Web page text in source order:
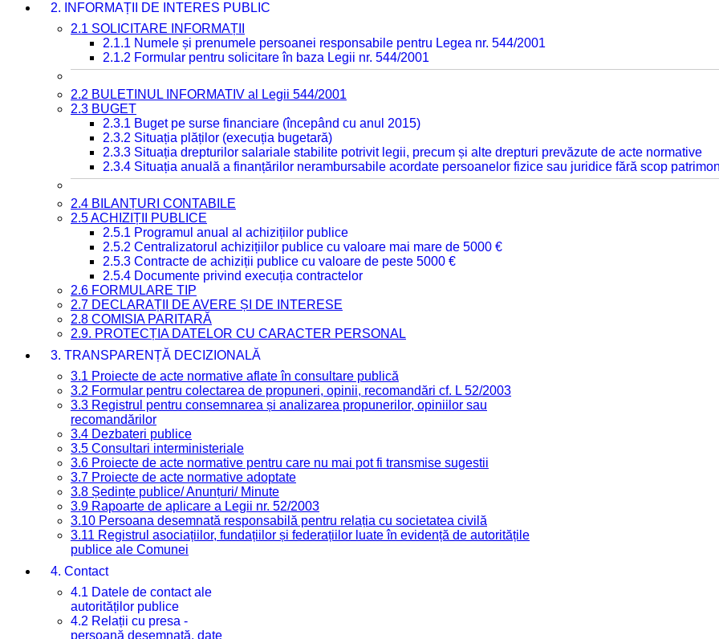
2. INFORMAȚII DE INTERES PUBLIC
2.1 SOLICITARE INFORMAȚII
2.1.1 Numele și prenumele persoanei responsabile pentru Legea nr. 544/2001
2.1.2 Formular pentru solicitare în baza Legii nr. 544/2001
2.2 BULETINUL INFORMATIV al Legii 544/2001
2.3 BUGET
2.3.1 Buget pe surse financiare (începând cu anul 2015)
2.3.2 Situația plăților (execuția bugetară)
2.3.3 Situația drepturilor salariale stabilite potrivit legii, precum și alte drepturi prevăzute de acte normative
2.3.4 Situația anuală a finanțărilor nerambursabile acordate persoanelor fizice sau juridice fără scop
2.4 BILANȚURI CONTABILE
2.5 ACHIZIȚII PUBLICE
2.5.1 Programul anual al achizițiilor publice
2.5.2 Centralizatorul achizițiilor publice cu valoare mai mare de 5000 €
2.5.3 Contracte de achiziții publice cu valoare de peste 5000 €
2.5.4 Documente privind execuția contractelor
2.6 FORMULARE TIP
2.7 DECLARAȚII DE AVERE ȘI DE INTERESE
2.8 COMISIA PARITARĂ
2.9. PROTECȚIA DATELOR CU CARACTER PERSONAL
3. TRANSPARENȚĂ DECIZIONALĂ
3.1 Proiecte de acte normative aflate în consultare publică
3.2 Formular pentru colectarea de propuneri, opinii, recomandări cf. L 52/2003
3.3 Registrul pentru consemnarea și analizarea propunerilor, opiniilor sau
recomandărilor
3.4 Dezbateri publice
3.5 Consultari interministeriale
3.6 Proiecte de acte normative pentru care nu mai pot fi transmise sugestii
3.7 Proiecte de acte normative adoptate
3.8 Ședințe publice/ Anunțuri/ Minute
3.9 Rapoarte de aplicare a Legii nr. 52/2003
3.10 Persoana desemnată responsabilă pentru relația cu societatea civilă
3.11 Registrul asociațiilor, fundațiilor și federațiilor luate în evidență de autoritățile
publice ale Comunei
4. Contact
4.1 Datele de contact ale
autorităților publice
4.2 Relații cu presa -
persoană desemnată, date